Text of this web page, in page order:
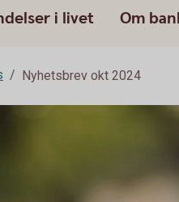
i livet Om
Nyhetsbrev okt 2024